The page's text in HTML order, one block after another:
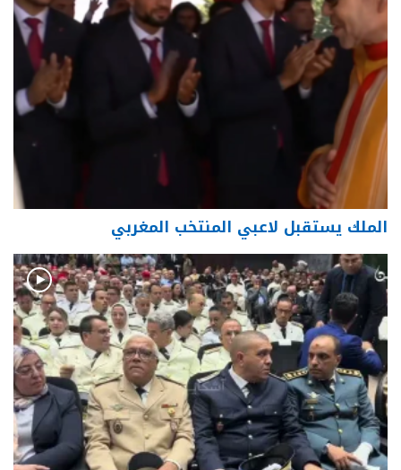
الملك يستقبل لاعبي المنتخب المغربي